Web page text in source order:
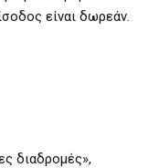
είναι δωρεάν.
διαδρομές»,